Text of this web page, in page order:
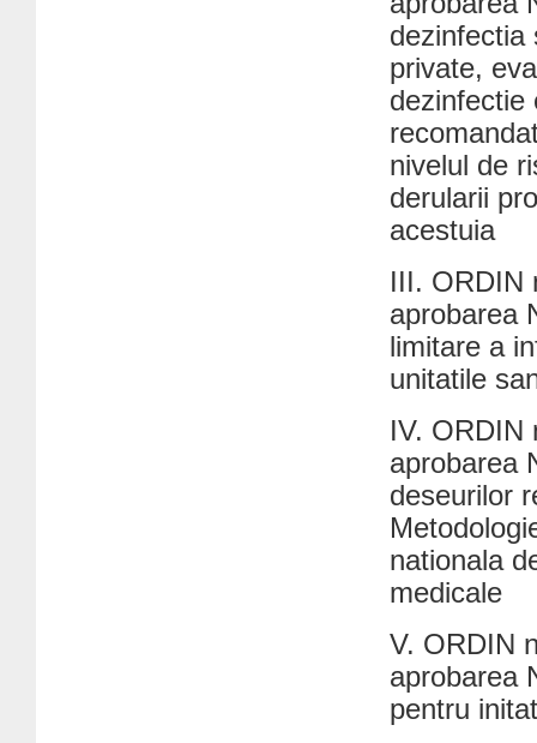
dezinfectia
private,
dezinfectie
nivelul de
derularii
acestuia
III. ORDIN
aprobarea
limitare a
unitatile
IV. ORDIN
aprobarea
deseurilor
nationala
medicale
V. ORDIN
aprobarea
pentru